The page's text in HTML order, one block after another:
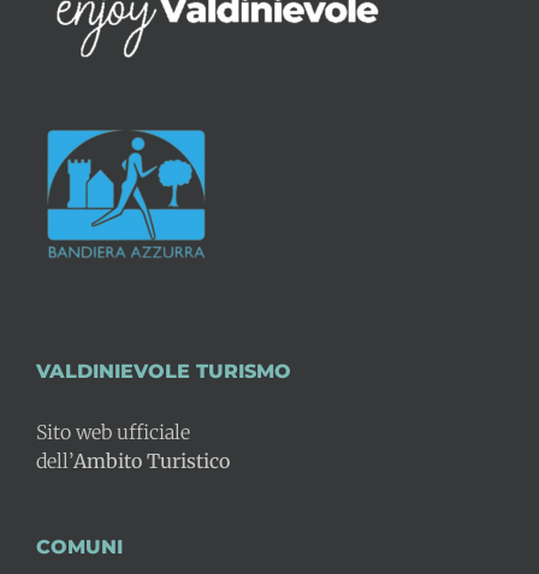
VALDINIEVOLE TURISMO
Sito web ufficiale
dell’Ambito Turistico
COMUNI